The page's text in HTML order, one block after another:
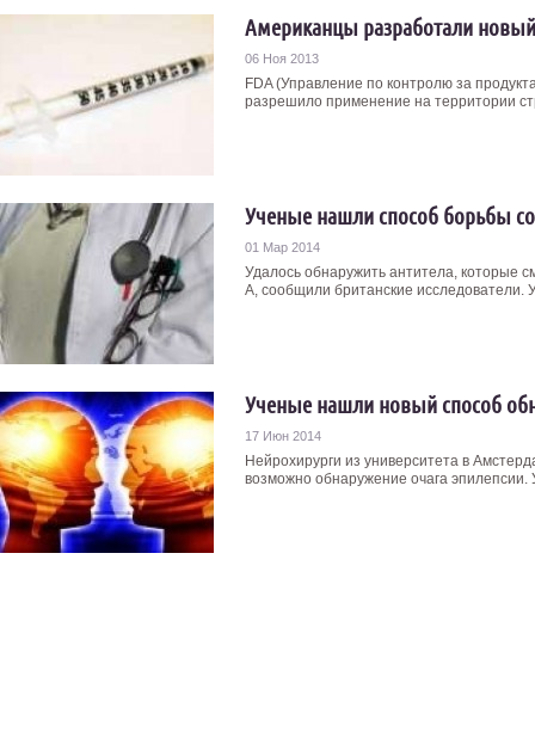
Американцы разработали
06 Ноя 2013
FDA (Управление по контролю за
разрешило применение на территории
Ученые нашли способ борьбы
01 Мар 2014
Удалось обнаружить антитела, которые
А, сообщили британские исследователи.
Ученые нашли новый способ
17 Июн 2014
Нейрохирурги из университета в
возможно обнаружение очага эпилепсии.